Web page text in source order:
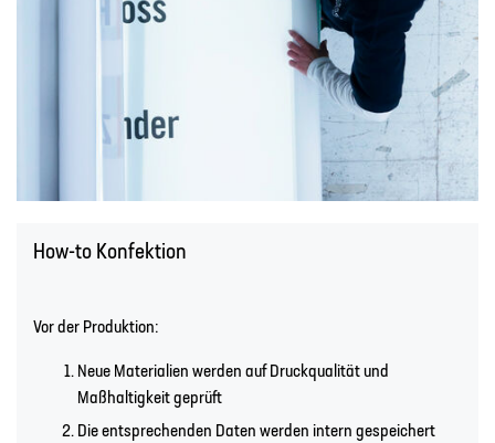
How-to Konfektion
Vor der Produktion:
Neue Materialien werden auf Druckqualität und
Maßhaltigkeit geprüft
Die entsprechenden Daten werden intern gespeichert